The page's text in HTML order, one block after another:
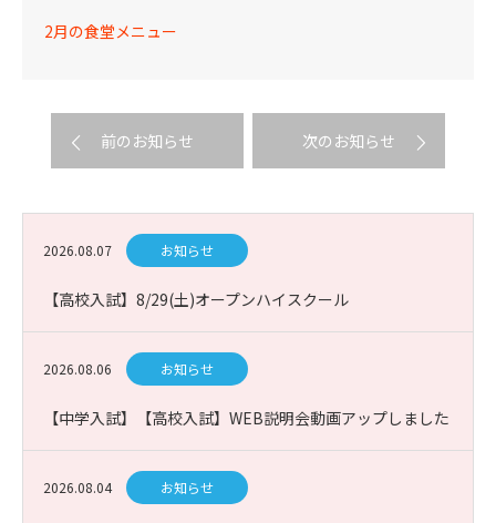
2月の食堂メニュー
前のお知らせ 次のお知らせ
2026.08.07 お知らせ
【高校入試】8/29(土)オープンハイスクール
2026.08.06 お知らせ
【中学入試】【高校入試】WEB説明会動画アップしました
2026.08.04 お知らせ